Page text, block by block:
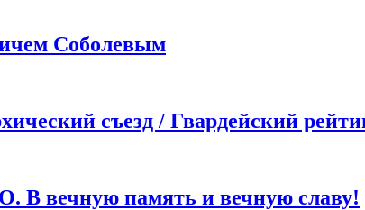
Соболевым
съезд / Гвардейский
память и вечную славу!